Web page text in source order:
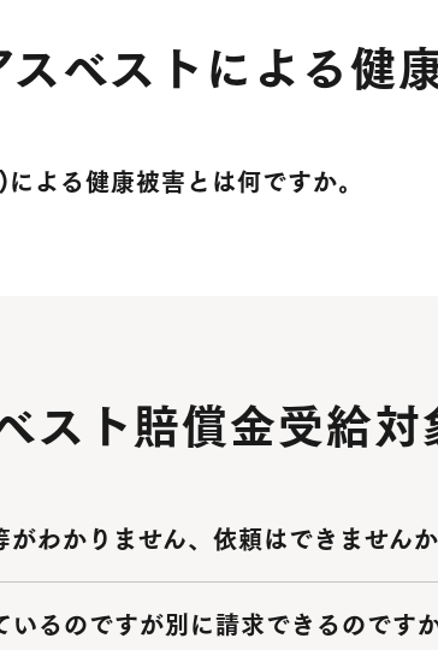
スベストによる健
よる健康被害とは何ですか。
スト賠償金受給対
がわかりません、依頼はできませんか
いるのですが別に請求できるのですか